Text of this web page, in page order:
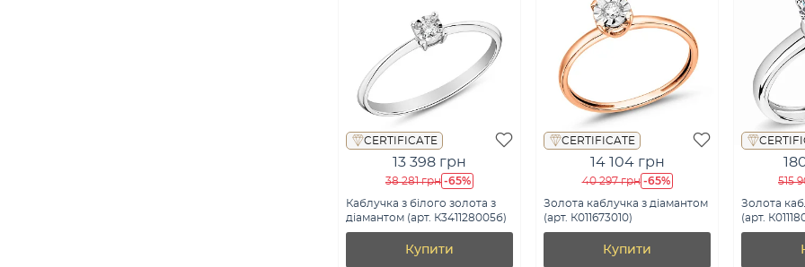
CERTIFICATE
13 398 грн
38 281 грн -65%
Каблучка з білого золота з
діамантом (арт. К341128005б)
Купити
CERTIFICATE
14 104 грн
40 297 грн -65%
Золота каблучка з діамантом
(арт. К011673010)
Купити
515
Золота
(арт.